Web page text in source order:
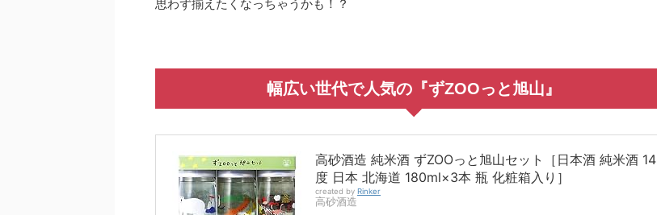
思わず揃えたくなっちゃうかも！？
幅広い世代で人気の『ずZOOっと旭山』
高砂酒造 純米酒 ずZOOっと旭山セット［日本酒 純米酒 14
度 日本 北海道 180ml×3本 瓶 化粧箱入り］
created by Rinker
高砂酒造